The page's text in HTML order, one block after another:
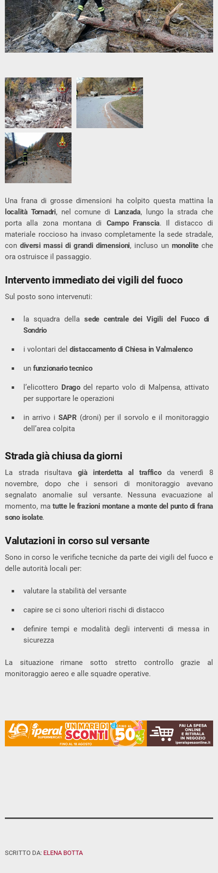
Una frana di grosse dimensioni ha colpito questa mattina la
località Tornadri, nel comune di Lanzada, lungo la strada che
porta alla zona montana di Campo Franscia. Il distacco di
materiale roccioso ha invaso completamente la sede stradale,
con diversi massi di grandi dimensioni, incluso un monolite che
ora ostruisce il passaggio.
Intervento immediato dei vigili del fuoco
Sul posto sono intervenuti:
la squadra dellasede centrale dei Vigili del Fuoco di
Sondrio
i volontari del distaccamento di Chiesa in Valmalenco
un funzionario tecnico
l’elicottero Dragodel reparto volo di Malpensa, attivato
per supportare le operazioni
in arrivo iSAPR (droni) per il sorvolo e il monitoraggio
dell’area colpita
Strada già chiusa da giorni
La strada risultava già interdetta al trafficoda venerdì 8
novembre, dopo che i sensori di monitoraggio avevano
segnalato anomalie sul versante. Nessuna evacuazione al
momento, matutte le frazioni montane a monte del punto di frana
sono isolate.
Valutazioni in corso sul versante
Sono in corso le verifiche tecniche da parte dei vigili del fuoco e
delle autorità locali per:
valutare la stabilità del versante
capire se ci sono ulteriori rischi di distacco
definire tempi e modalità degli interventi di messa in
sicurezza
La situazione rimane sotto stretto controllo grazie al
monitoraggio aereo e alle squadre operative.
SCRITTO DA: ELENA BOTTA